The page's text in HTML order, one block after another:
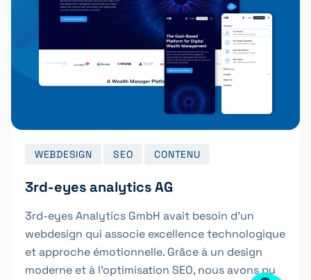
WEBDESIGN SEO CONTENU
3rd-eyes analytics AG
3rd-eyes Analytics GmbH avait besoin d’un
webdesign qui associe excellence technologique
et approche émotionnelle. Grâce à un design
moderne et à l’optimisation SEO, nous avons pu